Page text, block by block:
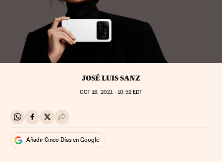
JOSÉ LUIS SANZ
OCT18, 2021 - 10:52EDT
Compartir en Whatsapp
Compartir en Facebook
Compartir en Twitter
Desplegar Redes Sociales
Añadir Cinco Días en Google